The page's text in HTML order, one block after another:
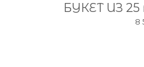
БУКЕТ ИЗ
8